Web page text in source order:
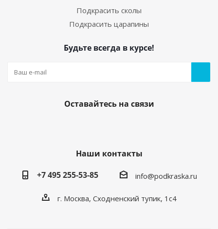
Подкрасить сколы
Подкрасить царапины
Будьте всегда в курсе!
Оставайтесь на связи
Наши контакты
+7 495 255-53-85
info@podkraska.ru
г. Москва, Сходненский тупик, 1с4